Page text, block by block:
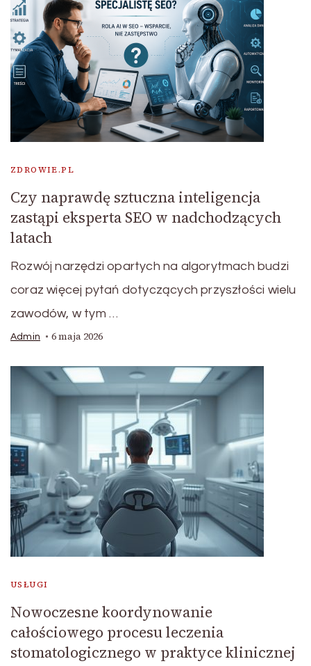
ZDROWIE.PL
Czy naprawdę sztuczna inteligencja
zastąpi eksperta SEO w nadchodzących
latach
Rozwój narzędzi opartych na algorytmach budzi
coraz więcej pytań dotyczących przyszłości wielu
zawodów, w tym …
Admin 6 maja 2026
USŁUGI
Nowoczesne koordynowanie
całościowego procesu leczenia
stomatologicznego w praktyce klinicznej